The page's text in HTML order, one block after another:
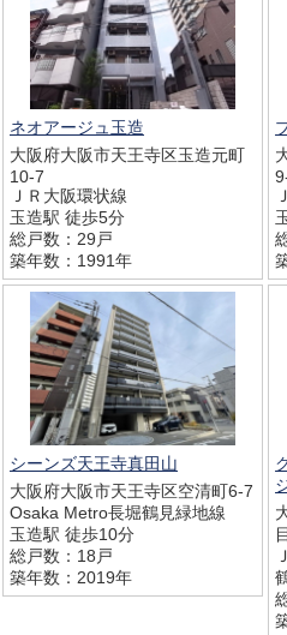
ネオアージュ玉造
大阪府大阪市天王寺区玉造元町
10-7
ＪＲ大阪環状線
玉造駅 徒歩5分
総戸数：29戸
築年数：1991年
シーンズ天王寺真田山
大阪府大阪市天王寺区空清町6-7
Osaka Metro長堀鶴見緑地線
玉造駅 徒歩10分
総戸数：18戸
築年数：2019年